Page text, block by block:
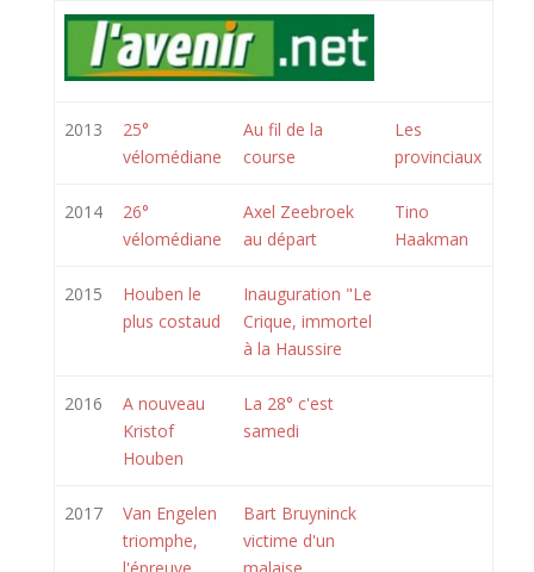
2013
25°
vélomédiane
Au fil de la
course
Les
provinciaux
2014
26°
vélomédiane
Axel Zeebroek
au départ
Tino
Haakman
2015
Houben le
plus costaud
Inauguration "Le
Crique, immortel
à la Haussire
2016
A nouveau
Kristof
Houben
La 28° c'est
samedi
2017
Van Engelen
triomphe,
Bart Bruyninck
victime d'un